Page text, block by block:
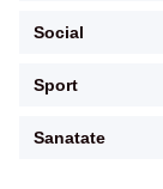
Social
Sport
Sanatate